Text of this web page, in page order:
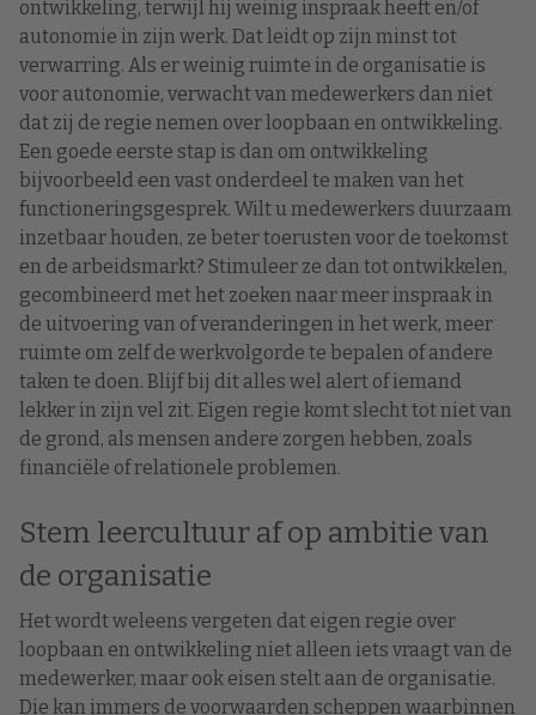
ontwikkeling, terwijl hij weinig inspraak heeft en/of
autonomie in zijn werk. Dat leidt op zijn minst tot
verwarring. Als er weinig ruimte in de organisatie is
voor autonomie, verwacht van medewerkers dan niet
dat zij de regie nemen over loopbaan en ontwikkeling.
Een goede eerste stap is dan om ontwikkeling
bijvoorbeeld een vast onderdeel te maken van het
functioneringsgesprek. Wilt u medewerkers duurzaam
inzetbaar houden, ze beter toerusten voor de toekomst
en de arbeidsmarkt? Stimuleer ze dan tot ontwikkelen,
gecombineerd met het zoeken naar meer inspraak in
de uitvoering van of veranderingen in het werk, meer
ruimte om zelf de werkvolgorde te bepalen of andere
taken te doen. Blijf bij dit alles wel alert of iemand
lekker in zijn vel zit. Eigen regie komt slecht tot niet van
de grond, als mensen andere zorgen hebben, zoals
financiële of relationele problemen.
Stem leercultuur af op ambitie van
de organisatie
Het wordt weleens vergeten dat eigen regie over
loopbaan en ontwikkeling niet alleen iets vraagt van de
medewerker, maar ook eisen stelt aan de organisatie.
Die kan immers de voorwaarden scheppen waarbinnen